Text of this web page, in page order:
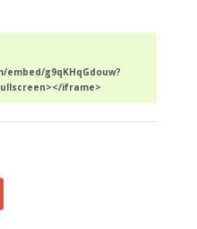
g9qKHqGdouw?
iframe>